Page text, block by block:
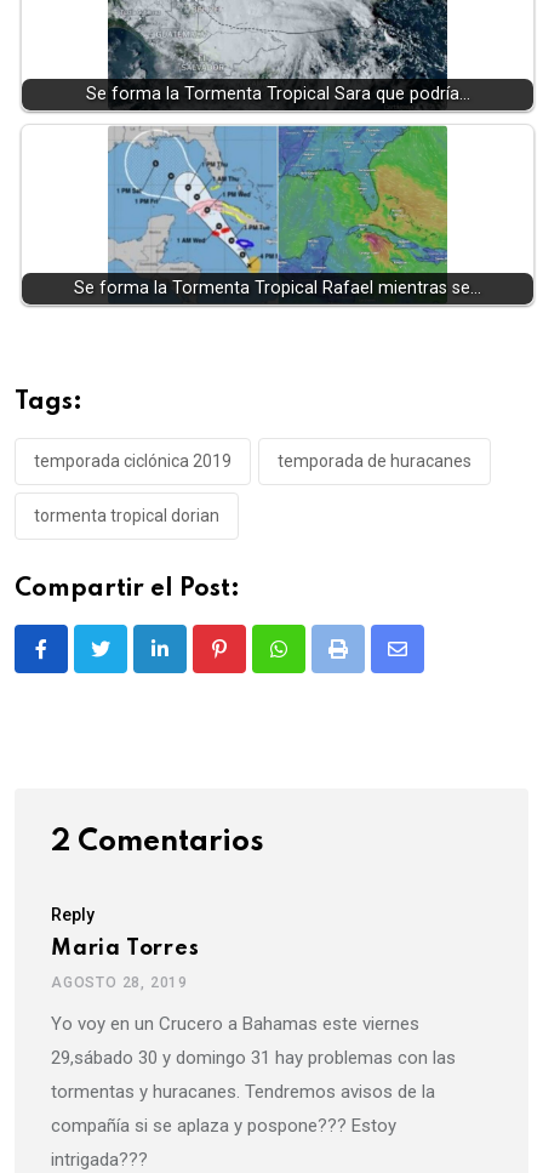
Se forma la Tormenta Tropical Sara que podría…
Se forma la Tormenta Tropical Rafael mientras se…
Tags:
temporada ciclónica 2019 temporada de huracanes
tormenta tropical dorian
Compartir el Post:
LinkedIn PinterestWhatsappPrint
Share
2 Comentarios
Reply
Maria Torres
AGOSTO 28, 2019
Yo voy en un Crucero a Bahamas este viernes
29,sábado 30 y domingo 31 hay problemas con las
tormentas y huracanes. Tendremos avisos de la
compañía si se aplaza y pospone??? Estoy
intrigada???